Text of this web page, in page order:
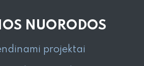
NUORODOS
projektai